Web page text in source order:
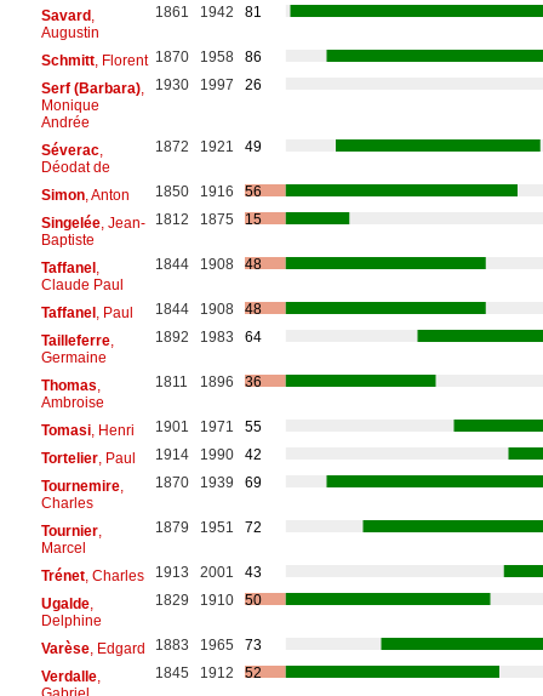
Savard,
Augustin
1861 1942 81
Schmitt, Florent 1870 1958
86
Serf (Barbara),
Monique
Andrée
1930 1997 26
Séverac,
Déodat de
1872 1921 49
Simon, Anton 1850 1916
56
Singelée, Jean-
Baptiste
1812 1875 15
Taffanel,
Claude Paul
1844 1908 48
Taffanel, Paul 1844 1908
48
Tailleferre,
Germaine
1892 1983 64
Thomas
Ambroise
1811 1896 36
Tomasi, Henri 1901 1971
55
Tortelier, Paul 1914 1990
42
Tournemire,
Charles
1870 1939 69
Tournier,
Marcel
1879 1951 72
Trénet, Charles 1913 2001
43
Ugalde,
Delphine
1829 1910 50
Varèse, Edgard 1883 1965
73
Verdalle,
1845 1912 52